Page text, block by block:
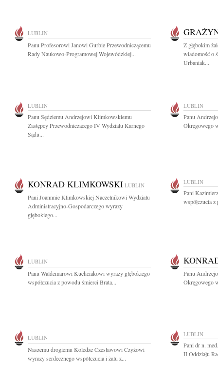
LUBLIN
Panu Profesorowi Janowi Gurbie Przewodniczącemu
Rady Naukowo-Programowej Wojewódzkiej...
Z głębokim
wiadomość o
Urbaniak...
LUBLIN
Panu Sędziemu Andrzejowi Klimkowskiemu
Zastępcy Przewodniczącego IV Wydziału Karnego
Sądu...
LUBLIN
Panu
Okręgowego
KONRAD KLIMKOWSKI LUBLIN
Pani Joannnie Klimkowskiej Naczelnikowi Wydziału
Administracyjno-Gospodarczego wyrazy
głębokiego...
LUBLIN
Pani
współczucia
LUBLIN
Panu Waldemarowi Kuchciakowi wyrazy głębokiego
współczucia z powodu śmierci Brata...
Panu
Okręgowego
LUBLIN
Naszemu drogiemu Koledze Czesławowi Czyżowi
wyrazy serdecznego współczucia i żalu z...
LUBLIN
Pani dr n.
II Oddziału